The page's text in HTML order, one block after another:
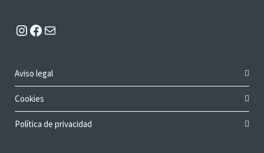
Instagram
Facebook
Aviso legal
Cookies
Política de privacidad